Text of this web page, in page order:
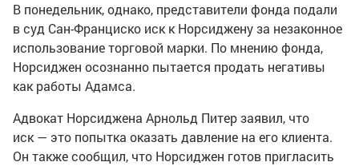
В понедельник, однако, представители фонда подали
в суд Сан-Франциско иск к Норсиджену за незаконное
использование торговой марки. По мнению фонда,
Норсиджен осознанно пытается продать негативы
как работы Адамса.
Адвокат Норсиджена Арнольд Питер заявил, что
иск — это попытка оказать давление на его клиента.
Он также сообщил, что Норсиджен готов пригласить